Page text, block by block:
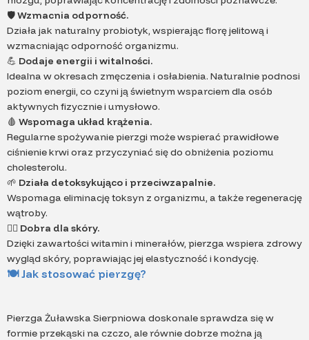
🛡️Wzmacnia odporność.
Działa jak naturalny probiotyk, wspierając florę jelitową i
wzmacniając odporność organizmu.
💪 Dodaje energii i witalności.
Idealna w okresach zmęczenia i osłabienia. Naturalnie podnosi
poziom energii, co czyni ją świetnym wsparciem dla osób
aktywnych fizycznie i umysłowo.
🩸 Wspomaga układ krążenia.
Regularne spożywanie pierzgi może wspierać prawidłowe
ciśnienie krwi oraz przyczyniać się do obniżenia poziomu
cholesterolu.
🌱 Działa detoksykująco i przeciwzapalnie.
Wspomaga eliminację toksyn z organizmu, a także regenerację
wątroby.
💆‍♀️ Dobra dla skóry.
Dzięki zawartości witamin i minerałów, pierzga wspiera zdrowy
wygląd skóry, poprawiając jej elastyczność i kondycję.
🍽Jak stosować pierzgę?
Pierzga Żuławska Sierpniowa doskonale sprawdza się w
formie przekąski na czczo, ale równie dobrze można ją